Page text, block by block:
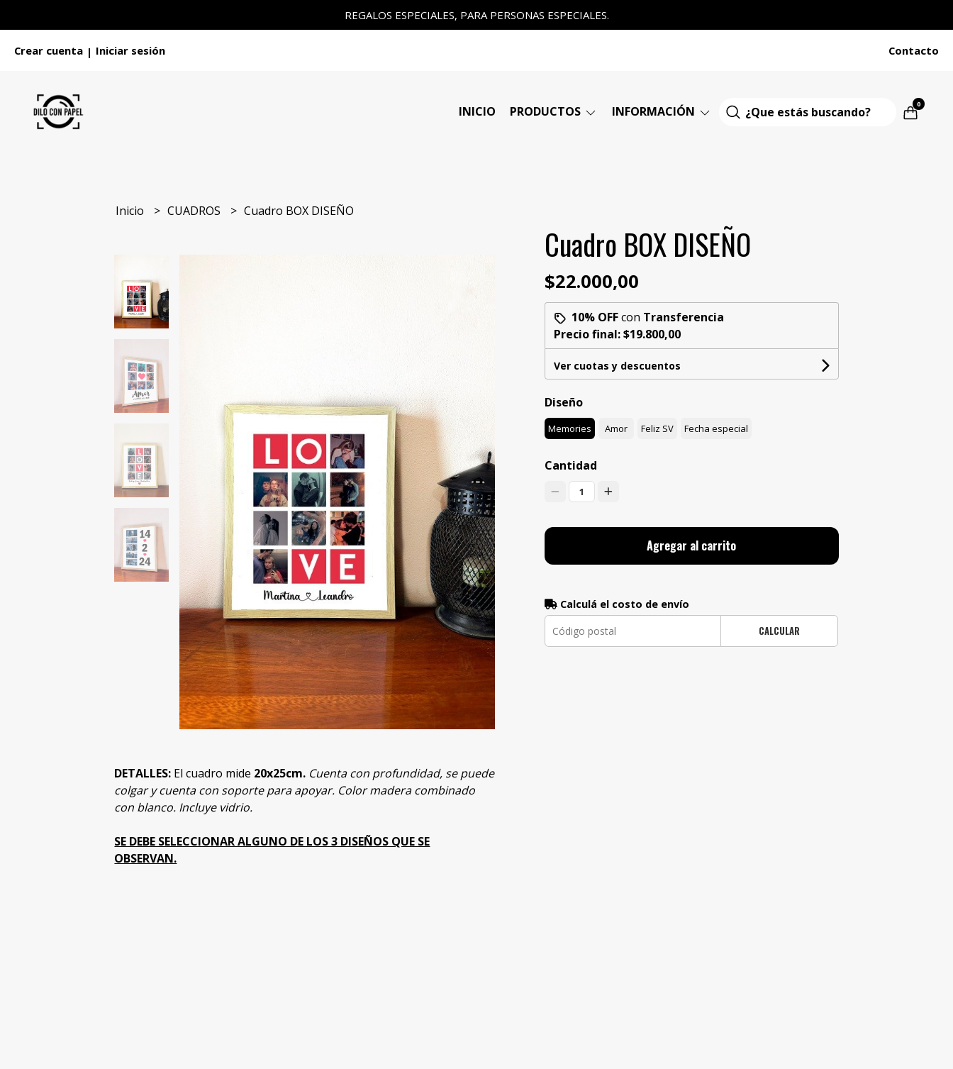
REGALOS ESPECIALES, PARA PERSONAS ESPECIALES.
Crear cuenta | Iniciar sesión Contacto
INICIO PRODUCTOS INFORMACIÓN 0
Inicio CUADROS Cuadro BOX DISEÑO
DETALLES: El cuadro mide 20x25cm. Cuenta con profundidad, se puede
colgar y cuenta con soporte para apoyar. Color madera combinado
con blanco. Incluye vidrio.
SE DEBE SELECCIONAR ALGUNO DE LOS 3 DISEÑOS QUE SE
OBSERVAN.
Cuadro BOX DISEÑO
$22.000,00
10% OFFcon Transferencia
Precio final:$19.800,00
Ver cuotas y descuentos
Diseño
Memories Amor Feliz SV Fecha especial
Cantidad
1
Agregar al carrito
Calculá el costo de envío
CALCULAR